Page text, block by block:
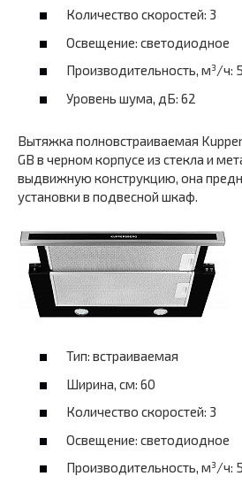
Количество скоростей: 3
Освещение: светодиодное
Производительность, м³/ч:
Уровень шума, дБ: 62
Вытяжка полновстраиваемая
GB в черном корпусе из стекла и
выдвижную конструкцию, она
установки в подвесной шкаф.
Тип: встраиваемая
Ширина, см: 60
Количество скоростей: 3
Освещение: светодиодное
Производительность, м³/ч: